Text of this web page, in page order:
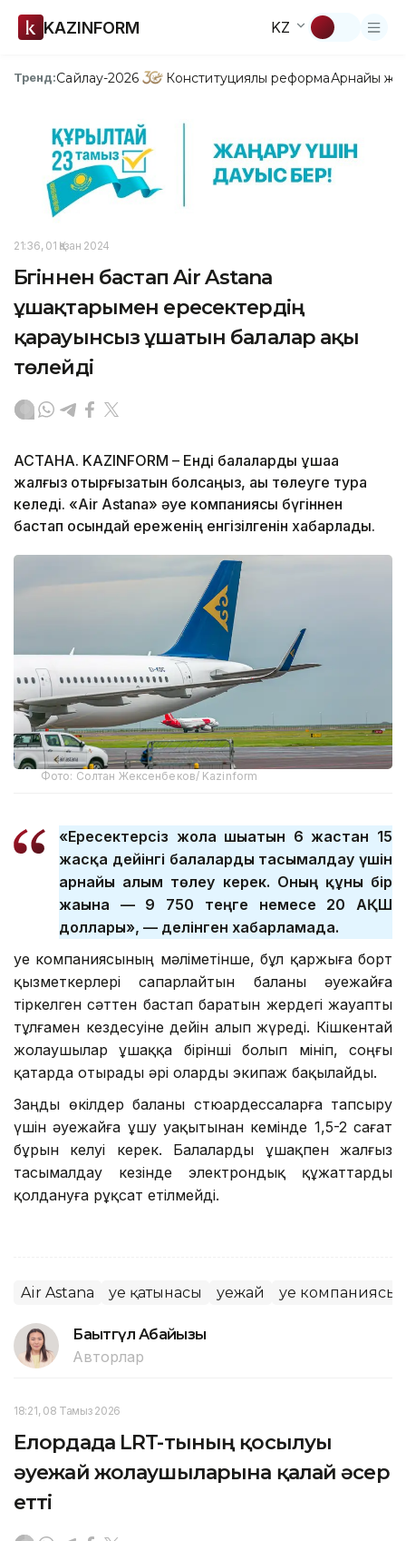
KAZINFORM KZ
Тренд:Сайлау-2026 Конституциялық реформаАрнайы
21:36, 01 Қазан 2024
Бүгіннен бастап Air Astana
ұшақтарымен ересектердің
қарауынсыз ұшатын балалар ақы
төлейді
АСТАНА. KAZINFORM – Енді балаларды ұшаққа
жалғыз отырғызатын болсаңыз, ақы төлеуге тура
келеді. «Air Astana» әуе компаниясы бүгіннен
бастап осындай ереженің енгізілгенін хабарлады.
Фото: Солтан Жексенбеков/ Kazinform
«Ересектерсіз жолға шығатын 6 жастан 15
жасқа дейінгі балаларды тасымалдау үшін
арнайы алым төлеу керек. Оның құны бір
жағына — 9 750 теңге немесе 20 АҚШ
доллары», — делінген хабарламада.
Әуе компаниясының мәліметінше, бұл қаржыға борт
қызметкерлері сапарлайтын баланы әуежайға
тіркелген сәттен бастап баратын жердегі жауапты
тұлғамен кездесуіне дейін алып жүреді. Кішкентай
жолаушылар ұшаққа бірінші болып мініп, соңғы
қатарда отырады әрі оларды экипаж бақылайды.
Заңды өкілдер баланы стюардессаларға тапсыру
үшін әуежайға ұшу уақытынан кемінде 1,5-2 сағат
бұрын келуі керек. Балаларды ұшақпен жалғыз
тасымалдау кезінде электрондық құжаттарды
қолдануға рұқсат етілмейді.
Air Astana Әуе қатынасы Әуежай Әуе компаниясы
Бақытгүл Абайқызы
Авторлар
18:21, 08 Тамыз 2026
Елордада LRT-тының қосылуы
әуежай жолаушыларына қалай әсер
етті